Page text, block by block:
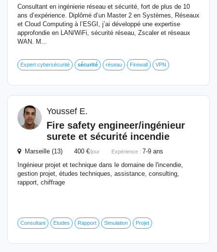
Consultant en ingénierie réseau et sécurité, fort de plus de 10
ans d’expérience. Diplômé d’un Master 2 en Systèmes, Réseaux
et Cloud Computing à l’ESGI, j’ai développé une expertise
approfondie en LAN/WiFi, sécurité réseau, Zscaler et réseaux
WAN. M...
Expert cybersécurité sécurité réseau Firewall VPN
Youssef E.
Fire safety engineer/ingénieur
surete et sécurité incendie
Marseille (13) 400 €/jour Expérience : 7-9 ans
Ingénieur projet et technique dans le domaine de l'incendie,
gestion projet, études techniques, assistance, consulting,
rapport, chiffrage
Consultant Etudes Rapport Simulation Projet